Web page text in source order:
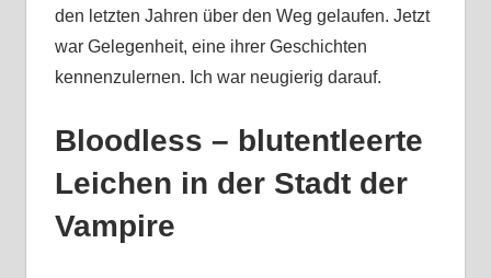
den letzten Jahren über den Weg gelaufen. Jetzt
war Gelegenheit, eine ihrer Geschichten
kennenzulernen. Ich war neugierig darauf.
Bloodless – blutentleerte
Leichen in der Stadt der
Vampire